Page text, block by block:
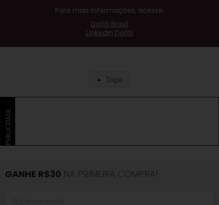
Para mais informações, acesse:
Dafiti Brasil
LinkedIn Dafiti
Topo
PUBLICIDADE
GANHE R$30 NA PRIMEIRA COMPRA!